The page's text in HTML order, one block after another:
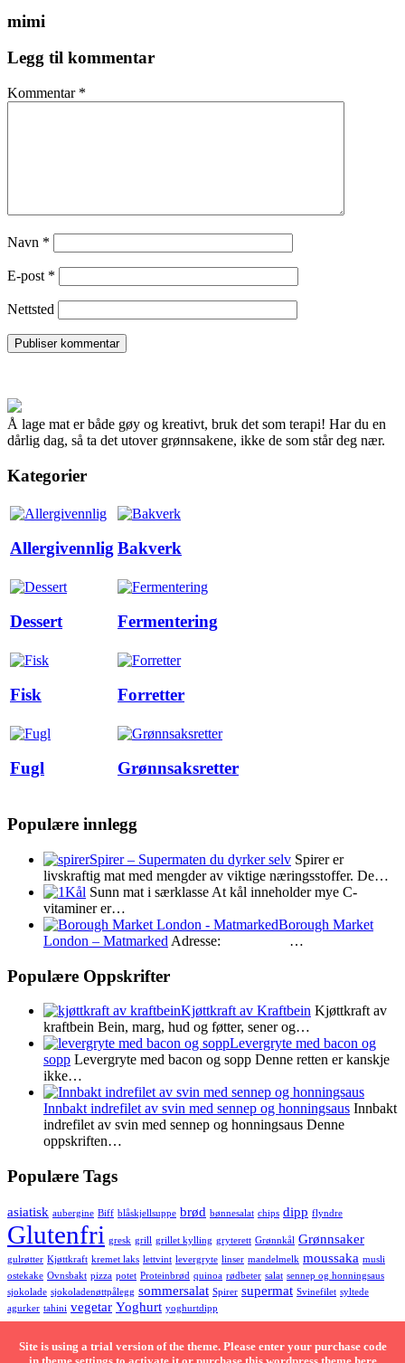
mimi
Legg til kommentar
Kommentar *
Navn *
E-post *
Nettsted
Å lage mat er både gøy og kreativt, bruk det som terapi! Har du en
dårlig dag, så ta det utover grønnsakene, ikke de som står deg nær.
Kategorier
AllergivennligBakverk
Dessert Fermentering
Fisk Forretter
Fugl Grønnsaksretter
Populære innlegg
Spirer – Supermaten du dyrker selv Spirer er
livskraftig mat med mengder av viktige næringsstoffer. De…
Kål Sunn mat i særklasse At kål inneholder mye C-
vitaminer er…
Borough Market
London – Matmarked Adresse: …
Populære Oppskrifter
Kjøttkraft av Kraftbein Kjøttkraft av
kraftbein Bein, marg, hud og føtter, sener og…
Levergryte med bacon og
sopp Levergryte med bacon og sopp Denne retten er kanskje
ikke…
Innbakt indrefilet av svin med sennep og honningsaus Innbakt
indrefilet av svin med sennep og honningsaus Denne
oppskriften…
Populære Tags
asiatisk aubergine Biff blåskjellsuppe brød bønnesalat chips dipp flyndre
Glutenfri gresk grill grillet kylling gryterett Grønnkål Grønnsaker
gulrøtter Kjøttkraft kremet laks lettvint levergryte linser mandelmelk moussaka musli
ostekake Ovnsbakt pizza potet Proteinbrød quinoa rødbeter salat sennep og honningsaus
sjokolade sjokoladenøttpålegg sommersalat Spirer supermat Svinefilet syltede
agurker tahini vegetar Yoghurt yoghurtdipp
Site is using a trial version of the theme. Please enter your purchase code